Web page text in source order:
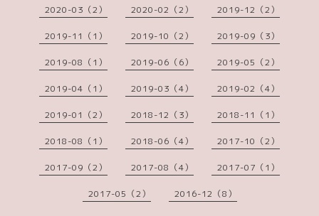
2020-03（2） 2020-02（2） 2019-12（2）
2019-11（1） 2019-10（2） 2019-09（3）
2019-08（1） 2019-06（6） 2019-05（2）
2019-04（1） 2019-03（4） 2019-02（4）
2019-01（2） 2018-12（3） 2018-11（1）
2018-08（1） 2018-06（4） 2017-10（2）
2017-09（2） 2017-08（4） 2017-07（1）
2017-05（2） 2016-12（8）